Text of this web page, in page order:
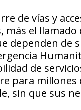
de vías y
el
dependen de
de
para
sin que sus